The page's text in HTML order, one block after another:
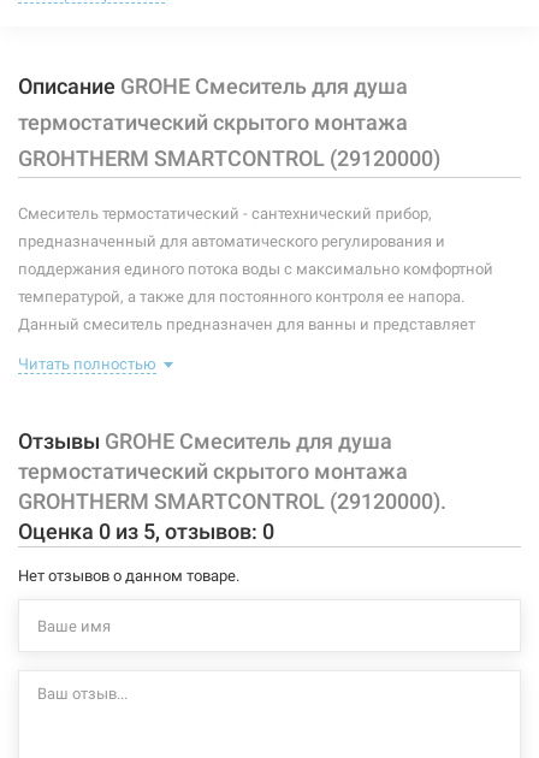
Тип затворной части: термостатический элемент
Тип крепления:
Назначение смесителя: для душа
Материал корпуса смесителя (крана): латунь
Тип конструкции: на 1 отверстие
Описание GROHE Смеситель для душа
термостатический скрытого монтажа
GROHTHERM SMARTCONTROL (29120000)
Смеситель термостатический - сантехнический прибор,
предназначенный для автоматического регулирования и
поддержания единого потока воды с максимально комфортной
температурой, а также для постоянного контроля ее напора.
Данный смеситель предназначен для ванны и представляет
регулирует температуру, другой и третий - направление потока
без встроенного механизма в комплекте
до комплекта входит верхней монтажной части для GROHE
Rapido SmartBox 35600000
с держателем душевой лейки
Характеристики и конфигурация изделия, а также комплектация
внесенные производителем изменения, магазин ответственности
Читать полностью
Отзывы GROHE Смеситель для душа
термостатический скрытого монтажа
GROHTHERM SMARTCONTROL (29120000).
Оценка 0 из 5, отзывов: 0
Нет отзывов о данном товаре.